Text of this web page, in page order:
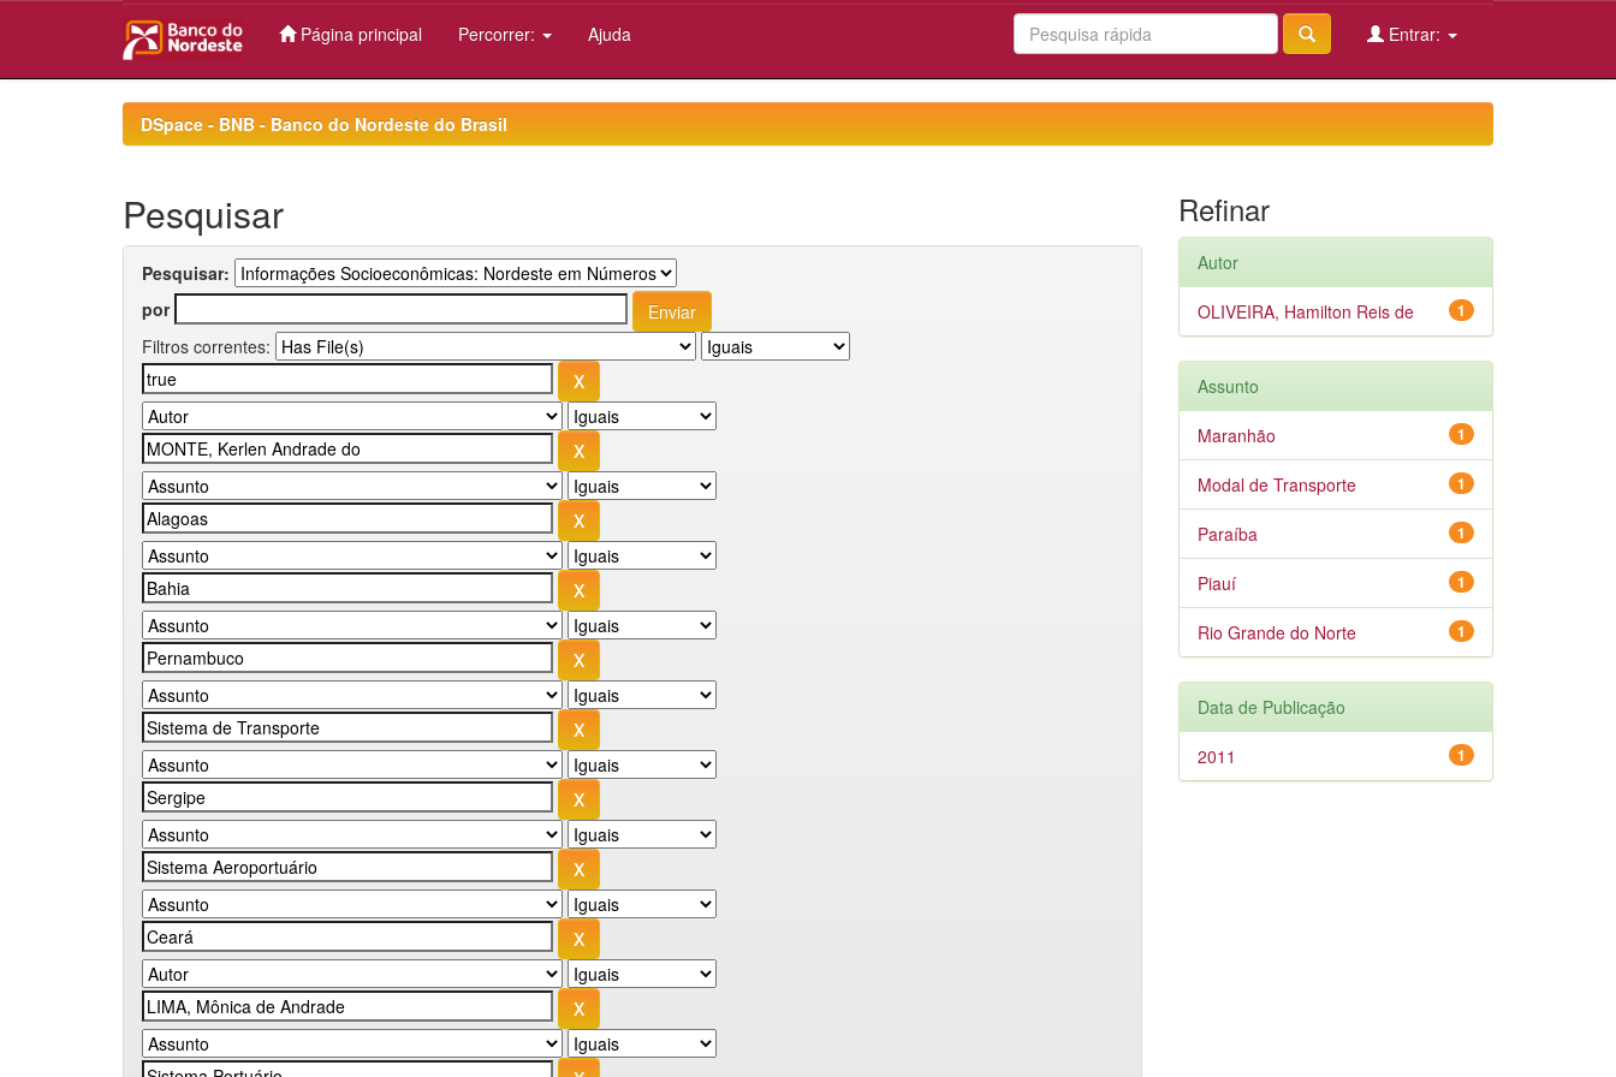
Página principal Percorrer: Ajuda Entrar:
DSpace - BNB - Banco do Nordeste do Brasil
Pesquisar
Pesquisar:
por
Filtros correntes:
Refinar
Autor
1
OLIVEIRA, Hamilton Reis de
Assunto
1
Maranhão
1
Modal de Transporte
1
Paraíba
1
Piauí
1
Rio Grande do Norte
Data de Publicação
1
2011